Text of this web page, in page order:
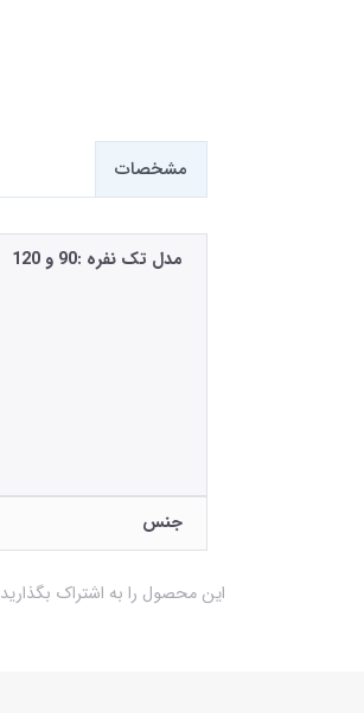
مشخصات
مدل تک نفره :90 و 120
جنس
این محصول را به اشتراک بگذارید